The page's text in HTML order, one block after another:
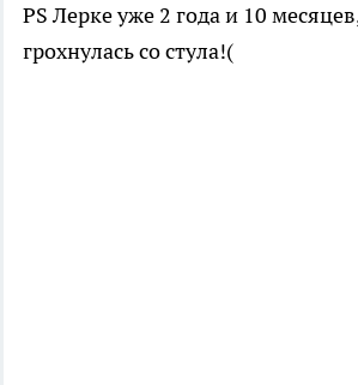
PS Лерке уже 2 года и 10
грохнулась со стула!(